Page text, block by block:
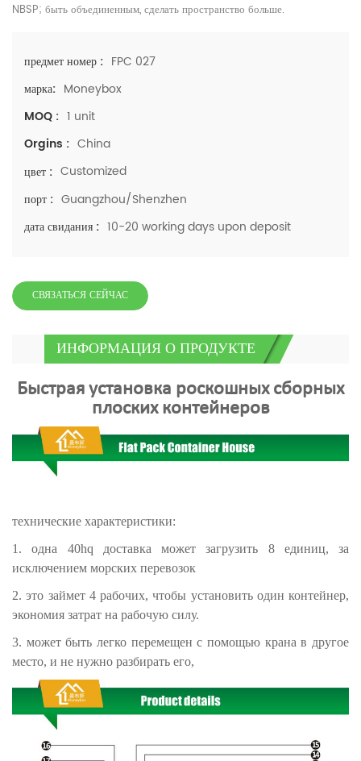
NBSP; быть объединенным, сделать пространство больше.
предмет номер : FPC 027
марка: Moneybox
MOQ : 1 unit
Orgins : China
цвет : Customized
порт : Guangzhou/Shenzhen
дата свидания : 10-20 working days upon deposit
СВЯЗАТЬСЯ СЕЙЧАС
ИНФОРМАЦИЯ О ПРОДУКТЕ
Быстрая установка роскошных сборных
плоских контейнеров
технические характеристики:
1. одна 40hq доставка может загрузить 8 единиц, за
исключением морских перевозок
2. это займет 4 рабочих, чтобы установить один контейнер,
экономия затрат на рабочую силу.
3. может быть легко перемещен с помощью крана в другое
место, и не нужно разбирать его,